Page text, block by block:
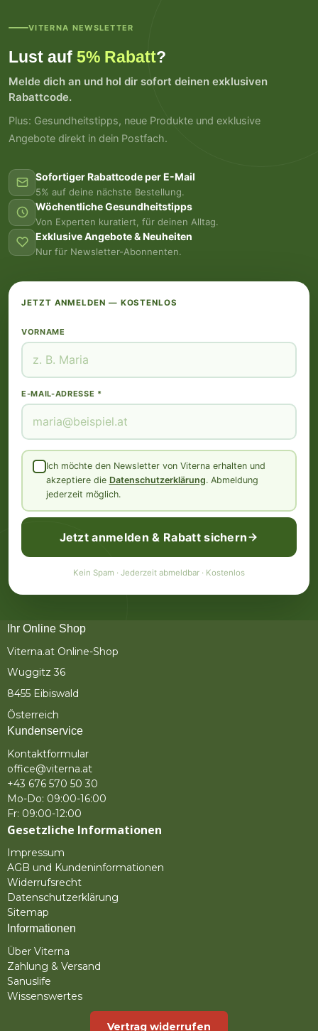
VITERNA NEWSLETTER
Lust auf 5% Rabatt?
Melde dich an und hol dir sofort deinen exklusiven
Rabattcode.
Plus: Gesundheitstipps, neue Produkte und exklusive
Angebote direkt in dein Postfach.
Sofortiger Rabattcode per E-Mail
5% auf deine nächste Bestellung.
Wöchentliche Gesundheitstipps
Von Experten kuratiert, für deinen Alltag.
Exklusive Angebote & Neuheiten
Nur für Newsletter-Abonnenten.
JETZT ANMELDEN — KOSTENLOS
VORNAME
E-MAIL-ADRESSE *
Ich möchte den Newsletter von Viterna erhalten und
akzeptiere die Datenschutzerklärung. Abmeldung
jederzeit möglich.
Jetzt anmelden & Rabatt sichern
Kein Spam · Jederzeit abmeldbar · Kostenlos
Ihr Online Shop
Viterna.at Online-Shop
Wuggitz 36
8455 Eibiswald
Österreich
Kundenservice
Kontaktformular
office@viterna.at
+43 676 570 50 30
Mo-Do: 09:00-16:00
Fr: 09:00-12:00
Gesetzliche Informationen
Impressum
AGB und Kundeninformationen
Widerrufsrecht
Datenschutzerklärung
Sitemap
Informationen
Über Viterna
Zahlung & Versand
Sanuslife
Wissenswertes
Vertrag widerrufen